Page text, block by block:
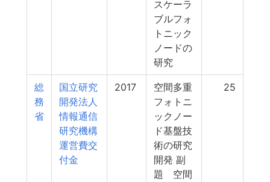
スケーラ
ブルフォ
トニック
ノードの
研究
総
務
省
国立研究
開発法人
情報通信
研究機構
運営費交
付金
2017
空間多重
フォトニ
ックノー
ド基盤技
術の研究
開発 副
題 空間
25